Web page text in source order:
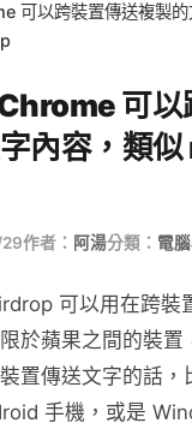
可以跨裝置傳送複製的
可以
內容，類
作者： 阿湯分類： 電
可以用在跨裝
於蘋果之間的裝置
置傳送文字的話，
手機，或是